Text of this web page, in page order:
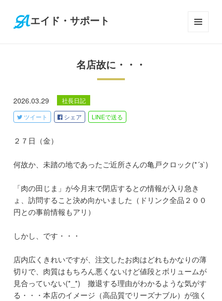
エイド・サポート
名店故に・・・
2026.03.29
社長日記
ツイート
シェア LINEで送る
２７日（金）
何故か、未踏の地であったご近所さんの亀戸クロック(*´з`)
「肉の田じま」が今月末で閉店するとの情報が入り急き
ょ、訪問すること決め向かいました（ドリンク全品２００
円との事前情報もアリ）
しかし、です・・・
店内広くきれいですが、注文したお肉はどれもかなりの薄
切りで、肉質はもちろん悪くないけど値段とボリュームが
見合っていない(*_*) 撤退する理由がわかるような気がす
る・・・本店のイメージ（高品質でリーズナブル）が強く